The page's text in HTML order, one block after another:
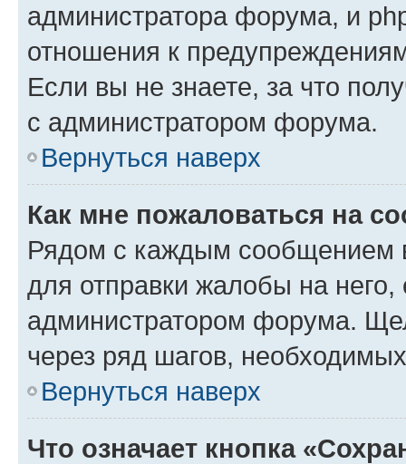
администратора форума, и
отношения к
Если вы не знаете, за что
с администратором форума.
Вернуться наверх
Как мне пожаловаться на
Рядом с каждым сообщением
для отправки жалобы на
администратором форума.
через ряд шагов,
Вернуться наверх
Что означает кнопка